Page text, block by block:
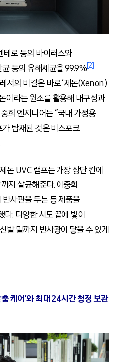
테로 등의 바이러스와
균 등의 유해세균을 99.9%[2]
서의 비결은 바로 ‘제논(Xenon)
이라는 원소를 활용해 내구성과
희 엔지니어는 “국내 가정용
탑재된 것은 비스포크
논 UVC 램프는 가장 상단 칸에
지 살균해준다. 이중희
사판을 두는 등 제품을
. 다양한 시도 끝에 빛이
발 밑까지 반사광이 닿을 수 있게
케어’와 최대 24시간 청정 보관